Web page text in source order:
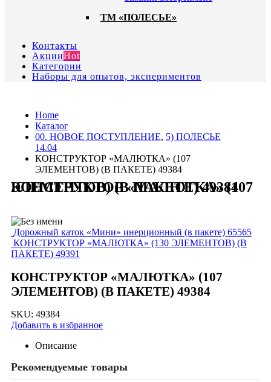
ТМ «ПОЛЕСЬЕ»
Контакты
АкцииHot
Категории
Наборы для опытов, экспериментов
Home
Каталог
00. HОВОЕ ПОСТУПЛЕНИЕ, 5) ПОЛЕСЬЕ
14.04
КОНСТРУКТОР «МАЛЮТКА» (107
ЭЛЕМЕНТОВ) (В ПАКЕТЕ) 49384
КОНСТРУКТОР «МАЛЮТКА» (107 ЭЛЕМЕНТОВ) (В ПАКЕТЕ) 49384
Дорожный каток «Мини» инерционный (в пакете) 65565
КОНСТРУКТОР «МАЛЮТКА» (130 ЭЛЕМЕНТОВ) (В
ПАКЕТЕ) 49391
КОНСТРУКТОР «МАЛЮТКА» (107
ЭЛЕМЕНТОВ) (В ПАКЕТЕ) 49384
SKU: 49384
Добавить в избранное
Описание
Рекомендуемые товары